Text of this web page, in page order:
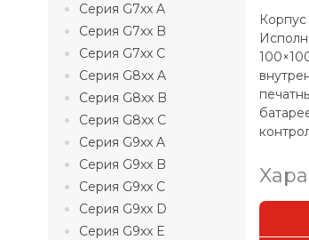
Серия G7xx A
Серия G7xx B
Серия G7xx C
Серия G8xx A
Серия G8xx B
Серия G8xx C
Серия G9xx A
Серия G9xx B
Серия G9xx C
Серия G9xx D
Серия G9xx E
Корпус